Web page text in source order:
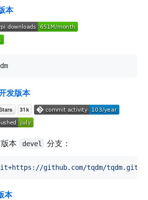
本
发版本
本 devel 分支：
github.com/tqdm/
本